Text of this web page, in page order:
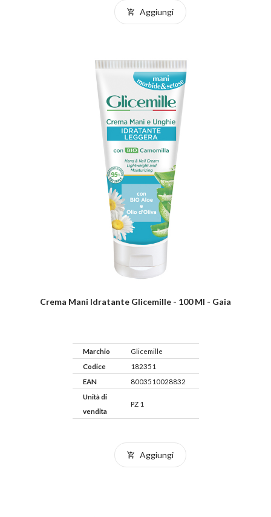
Aggiungi
Crema Mani Idratante Glicemille - 100 Ml - Gaia
Marchio
Glicemille
Codice
182351
EAN
8003510028832
Unità di
vendita
PZ 1
Aggiungi